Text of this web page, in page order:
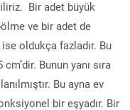
Bir adet büyük
ve bir adet de
ise oldukça fazladır. Bu
Bunun yanı sıra
Bu ayna ev
bir eşyadır. Bir